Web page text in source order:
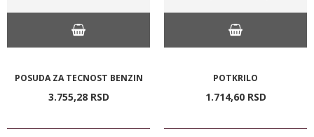
POSUDA ZA TECNOST BENZIN
3.755,28 RSD
POTKRILO
1.714,60 RSD